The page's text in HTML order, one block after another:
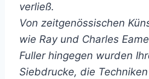
verließ.
Von zeitgenössischen
wie Ray und Charles
Fuller hingegen wurden
Siebdrucke, die